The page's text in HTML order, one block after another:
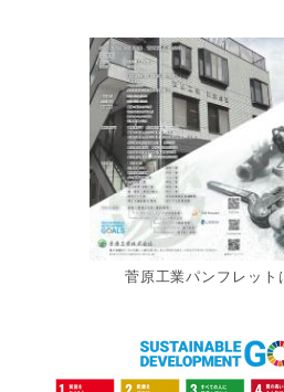
菅原工業パンフレット